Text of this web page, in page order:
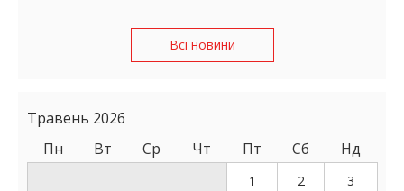
Всі новини
Травень 2026
Пн
Вт Ср Чт Пт Сб Нд
1 2 3